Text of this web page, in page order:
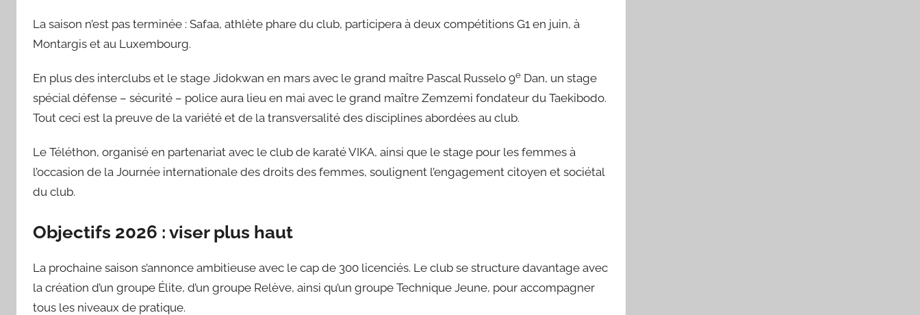
La saison n’est pas terminée : Safaa, athlète phare du club, participera à deux compétitions G1 en juin, à
Montargis et au Luxembourg.
En plus des interclubs et le stage Jidokwan en mars avec le grand maître Pascal Russelo 9e Dan, un stage
spécial défense – sécurité – police aura lieu en mai avec le grand maître Zemzemi fondateur du Taekibodo.
Tout ceci est la preuve de la variété et de la transversalité des disciplines abordées au club.
Le Téléthon, organisé en partenariat avec le club de karaté VIKA, ainsi que le stage pour les femmes à
l’occasion de la Journée internationale des droits des femmes, soulignent l’engagement citoyen et sociétal
du club.
Objectifs 2026 : viser plus haut
La prochaine saison s’annonce ambitieuse avec le cap de 300 licenciés. Le club se structure davantage avec
la création d’un groupe Élite, d’un groupe Relève, ainsi qu’un groupe Technique Jeune, pour accompagner
tous les niveaux de pratique.